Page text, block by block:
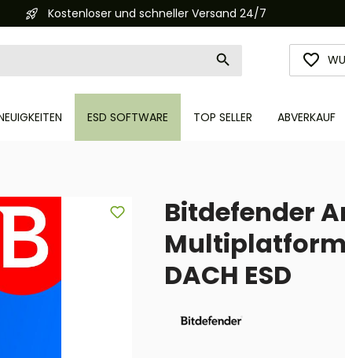
Kostenloser und schneller Versand 24/7
ESD SOFTWARE TOP SELLER ABVERKAUF
Bitdefender
DACH ESD